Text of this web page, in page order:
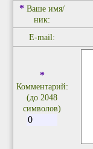
* Ваше имя/
ник:
E-mail:
*
Комментарий:
(до 2048
символов)